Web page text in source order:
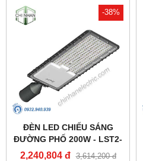
-38%
ĐÈN LED CHIẾU SÁNG
ĐƯỜNG PHỐ 200W - LST2-
200 - MPE
2,240,804 đ 3,614,200 đ